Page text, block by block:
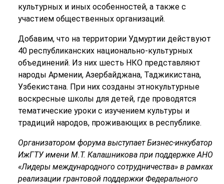
культурных и иных особенностей, а также с
участием общественных организаций.
Добавим, что на территории Удмуртии действуют
40 республиканских национально-культурных
объединений. Из них шесть НКО представляют
народы Армении, Азербайджана, Таджикистана,
Узбекистана. При них созданы этнокультурные
воскресные школы для детей, где проводятся
тематические уроки с изучением культуры и
традиций народов, проживающих в республике.
Организатором форума выступает Бизнес-инкубатор
ИжГТУ имени М.Т. Калашникова при поддержке АНО
«Лидеры международного сотрудничества» в рамках
реализации грантовой поддержки Федерального